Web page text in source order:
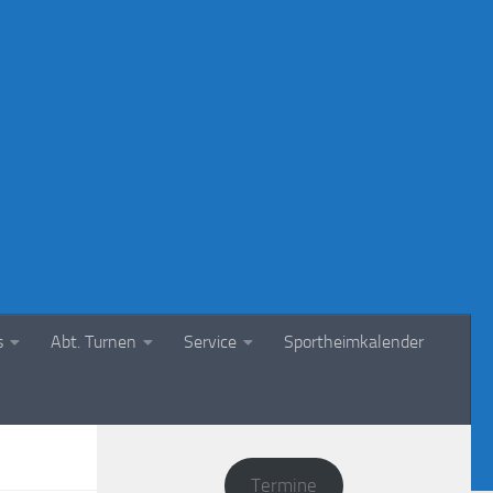
Abt. Turnen Service Sportheimkalender
Termine